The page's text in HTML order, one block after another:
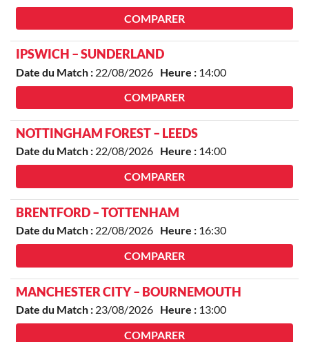
COMPARER
IPSWICH – SUNDERLAND
Date du Match : 22/08/2026 Heure : 14:00
COMPARER
NOTTINGHAM FOREST – LEEDS
Date du Match : 22/08/2026 Heure : 14:00
COMPARER
BRENTFORD – TOTTENHAM
Date du Match : 22/08/2026 Heure : 16:30
COMPARER
MANCHESTER CITY – BOURNEMOUTH
Date du Match : 23/08/2026 Heure : 13:00
COMPARER